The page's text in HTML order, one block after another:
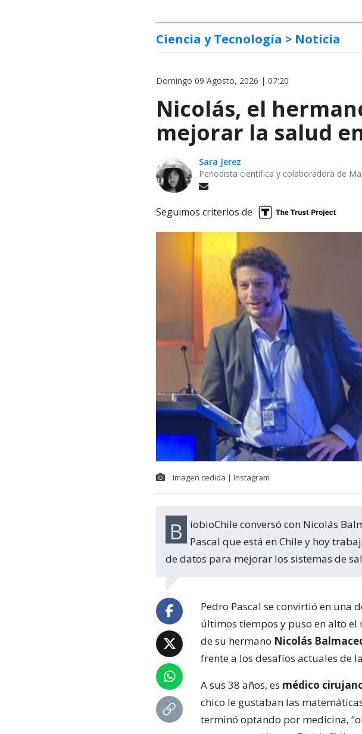
Ciencia y Tecnología > Noticia
Domingo 09 Agosto, 2026 | 07:20
Nicolás, el
mejorar la salud
Sara Jerez
Periodista científica y colaboradora de
Seguimos criterios de
Imagen cedida | Instagram
BiobioChile conversó con Nicolás Balmaceda Pascal, el hermano médico de Pedro
Pascal que está en Chile y hoy
de datos para mejorar los sistemas de
Pedro Pascal se convirtió en una
últimos tiempos y puso en alto el
de su hermano Nicolás
frente a los desafíos actuales de
A sus 38 años, es médico
chico le gustaban las
terminó optando por medicina,